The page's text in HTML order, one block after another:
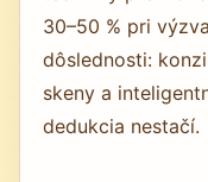
30–50 % pri
dôslednosti:
skeny a
dedukcia nestačí.